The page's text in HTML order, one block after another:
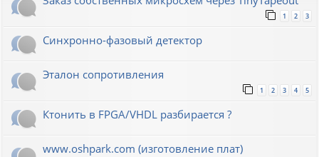
1 2 3
Синхронно-фазовый детектор
Эталон сопротивления
1 2 3 4 5
Ктонить в FPGA/VHDL разбирается ?
www.oshpark.com (изготовление плат)